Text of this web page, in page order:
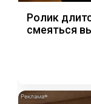
Ролик
смеяться